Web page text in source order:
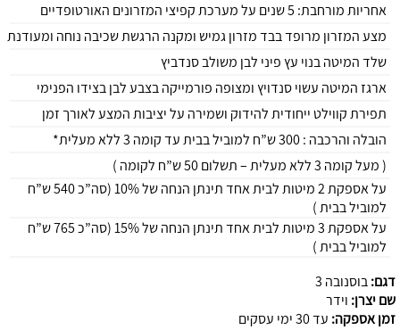
אחריות מורחבת: 5 שנים על מערכת קפיצי המזרונים האורטופדיים
מצע המזרון מרופד בבד מזרון גמיש ומקנה הרגשת שכיבה נוחה ומעודנת
שלד המיטה בנוי עץ פיני לבן משולב סנדביץ
ארגז המיטה עשוי סנדויץ ומצופה פורמייקה בצבע לבן בצידו הפנימי
תפירת קווילט ייחודית להידוק ושמירה על יציבות המצע לאורך זמן
הובלה והרכבה : 300 ש”ח למוביל בבית עד קומה 3 ללא מעלית*
( מעל קומה 3 ללא מעלית – תשלום 50 ש”ח לקומה )
על אספקת 2 מיטות לבית אחד תינתן הנחה של 10% (סה”כ 540 ש”ח
למוביל בבית )
על אספקת 3 מיטות לבית אחד תינתן הנחה של 15% (סה”כ 765 ש”ח
למוביל בבית )
דגם:בוסנובה 3
שם יצרן: וידר
זמן אספקה: עד 30 ימי עסקים